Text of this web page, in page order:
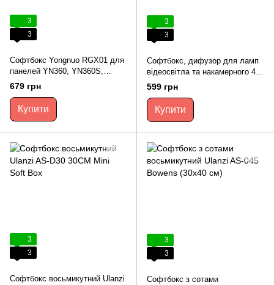
3
3
Софтбокс Yongnuo RGX01 для
панелей YN360, YN360S,
YN360III, YN360III PRO
679 грн
Купити
3
3
Софтбокс, дифузор для ламп
відеосвітла та накамерного 42
см. Червоний
599 грн
Купити
3
3
Софтбокс восьмикутний Ulanzi
3
3
Софтбокс з сотами